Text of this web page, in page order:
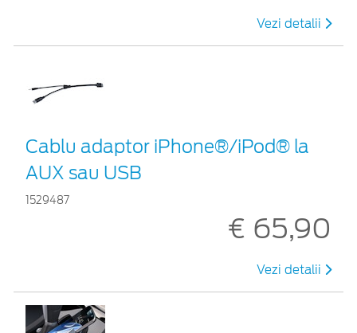
Vezi detalii
Cablu adaptor iPhone®/iPod® la
AUX sau USB
1529487
€ 65,90
Vezi detalii